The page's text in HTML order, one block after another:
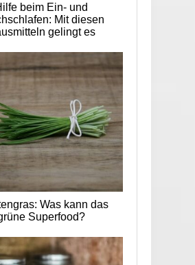
beim Ein- und
Mit diesen
gelingt es
Was kann das
Superfood?